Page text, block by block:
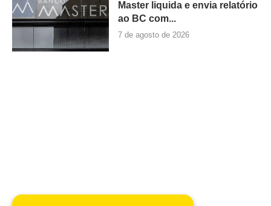
Master liquida e envia relatório
ao BC com...
7 de agosto de 2026